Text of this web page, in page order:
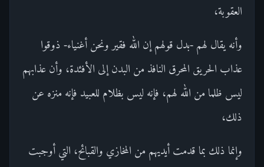
العقوبة،
وأنه يقال لهم -بدل قولهم إن الله فقير ونحن أغنياء- ذوقوا
عذاب الحريق المحرق النافذ من البدن إلى الأفئدة، وأن عذابهم
ليس ظلما من الله لهم، فإنه ليس بظلام للعبيد فإنه منزه عن
ذلك،
وإنما ذلك بما قدمت أيديهم من المخازي والقبائح، التي أوجبت